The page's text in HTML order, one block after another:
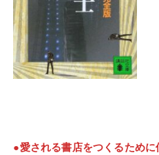
●愛される書店をつくるため